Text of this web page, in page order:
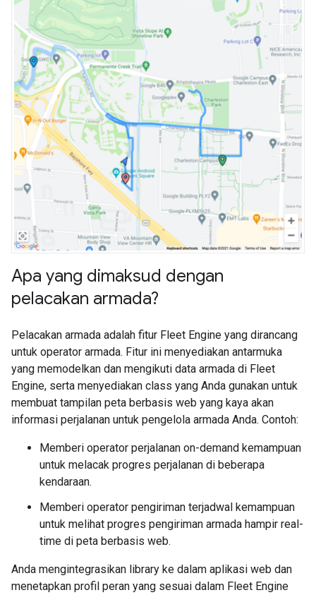
Apa yang dimaksud dengan
pelacakan armada?
Pelacakan armada adalah fitur Fleet Engine yang dirancang
untuk operator armada. Fitur ini menyediakan antarmuka
yang memodelkan dan mengikuti data armada di Fleet
Engine, serta menyediakan class yang Anda gunakan untuk
membuat tampilan peta berbasis web yang kaya akan
informasi perjalanan untuk pengelola armada Anda. Contoh:
Memberi operator perjalanan on-demand kemampuan
untuk melacak progres perjalanan di beberapa
kendaraan.
Memberi operator pengiriman terjadwal kemampuan
untuk melihat progres pengiriman armada hampir real-
time di peta berbasis web.
Anda mengintegrasikan library ke dalam aplikasi web dan
menetapkan profil peran yang sesuai dalam Fleet Engine